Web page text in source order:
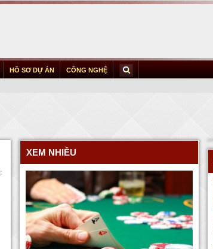
HỒ SƠ DỰ ÁN CÔNG NGHỆ
XEM NHIỀU